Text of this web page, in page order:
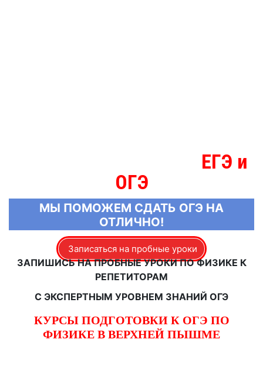
ЕГЭ и
ОГЭ
МЫ ПОМОЖЕМ СДАТЬ ОГЭ НА
ОТЛИЧНО!
Записаться на пробные уроки
ЗАПИШИСЬ НА ПРОБНЫЕ УРОКИ ПО ФИЗИКЕ К
РЕПЕТИТОРАМ
С ЭКСПЕРТНЫМ УРОВНЕМ ЗНАНИЙ ОГЭ
КУРСЫ ПОДГОТОВКИ К ОГЭ ПО
ФИЗИКЕ В ВЕРХНЕЙ ПЫШМЕ